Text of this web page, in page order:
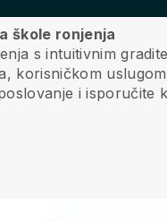
škole ronjenja
s intuitivnim
korisničkom
i isporučite